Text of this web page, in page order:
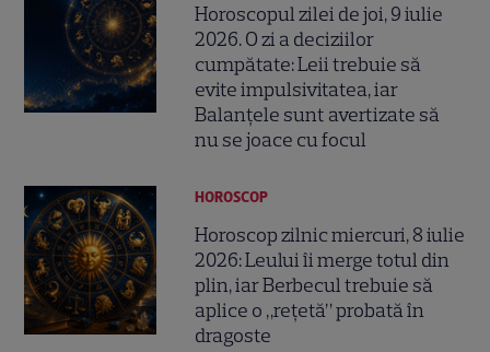
Horoscopul zilei de joi, 9 iulie
2026. O zi a deciziilor
cumpătate: Leii trebuie să
evite impulsivitatea, iar
Balanțele sunt avertizate să
nu se joace cu focul
HOROSCOP
Horoscop zilnic miercuri, 8 iulie
2026: Leului îi merge totul din
plin, iar Berbecul trebuie să
aplice o „rețetă” probată în
dragoste